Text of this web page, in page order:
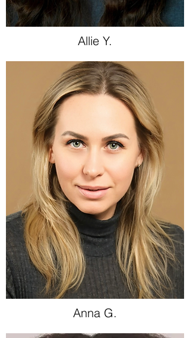
Allie Y.
Anna G.